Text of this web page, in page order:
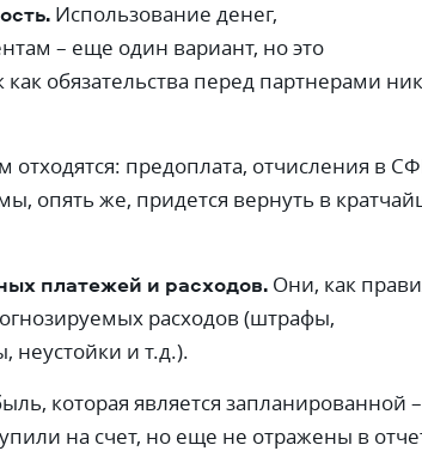
Использование денег,
– еще один вариант, но это
как обязательства перед партнерами
отходятся: предоплата, отчисления в
опять же, придется вернуть в
платежей и расходов. Они, как
расходов (штрафы,
и т.д.).
которая является запланированной –
на счет, но еще не отражены в